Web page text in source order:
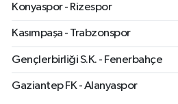
Konyaspor - Rizespor
Kasımpaşa - Trabzonspor
Gençlerbirliği S.K. - Fenerbahçe
Gaziantep FK - Alanyaspor